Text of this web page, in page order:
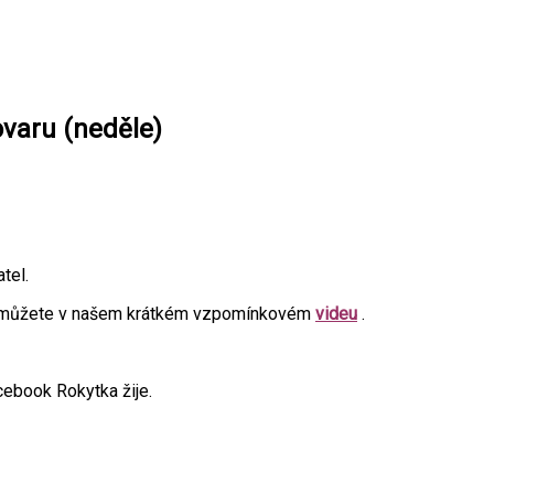
(neděle)
v našem krátkém vzpomínkovém videu .
Rokytka žije.